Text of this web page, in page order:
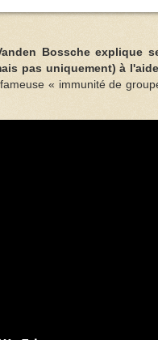
Bossche explique
pas uniquement) à
« immunité de